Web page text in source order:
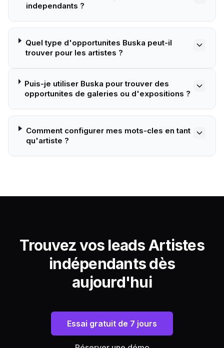
independants ?
Quel type d'opportunites Buska peut-il
trouver pour les artistes ?
Puis-je utiliser Buska pour trouver des
opportunites de galeries ou d'expositions ?
Comment configurer mes mots-cles en tant
qu'artiste ?
Trouvez vos leads Artistes
indépendants dès
aujourd'hui
Essai gratuit de 7 jours